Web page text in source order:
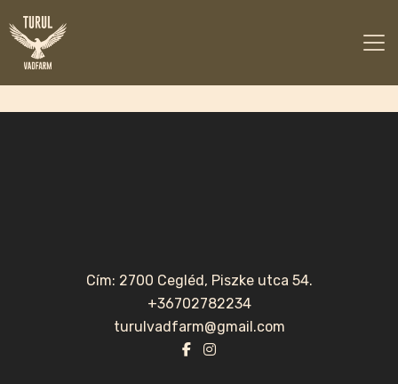
Cím: 2700 Cegléd, Piszke utca 54.
+36702782234
turulvadfarm@gmail.com